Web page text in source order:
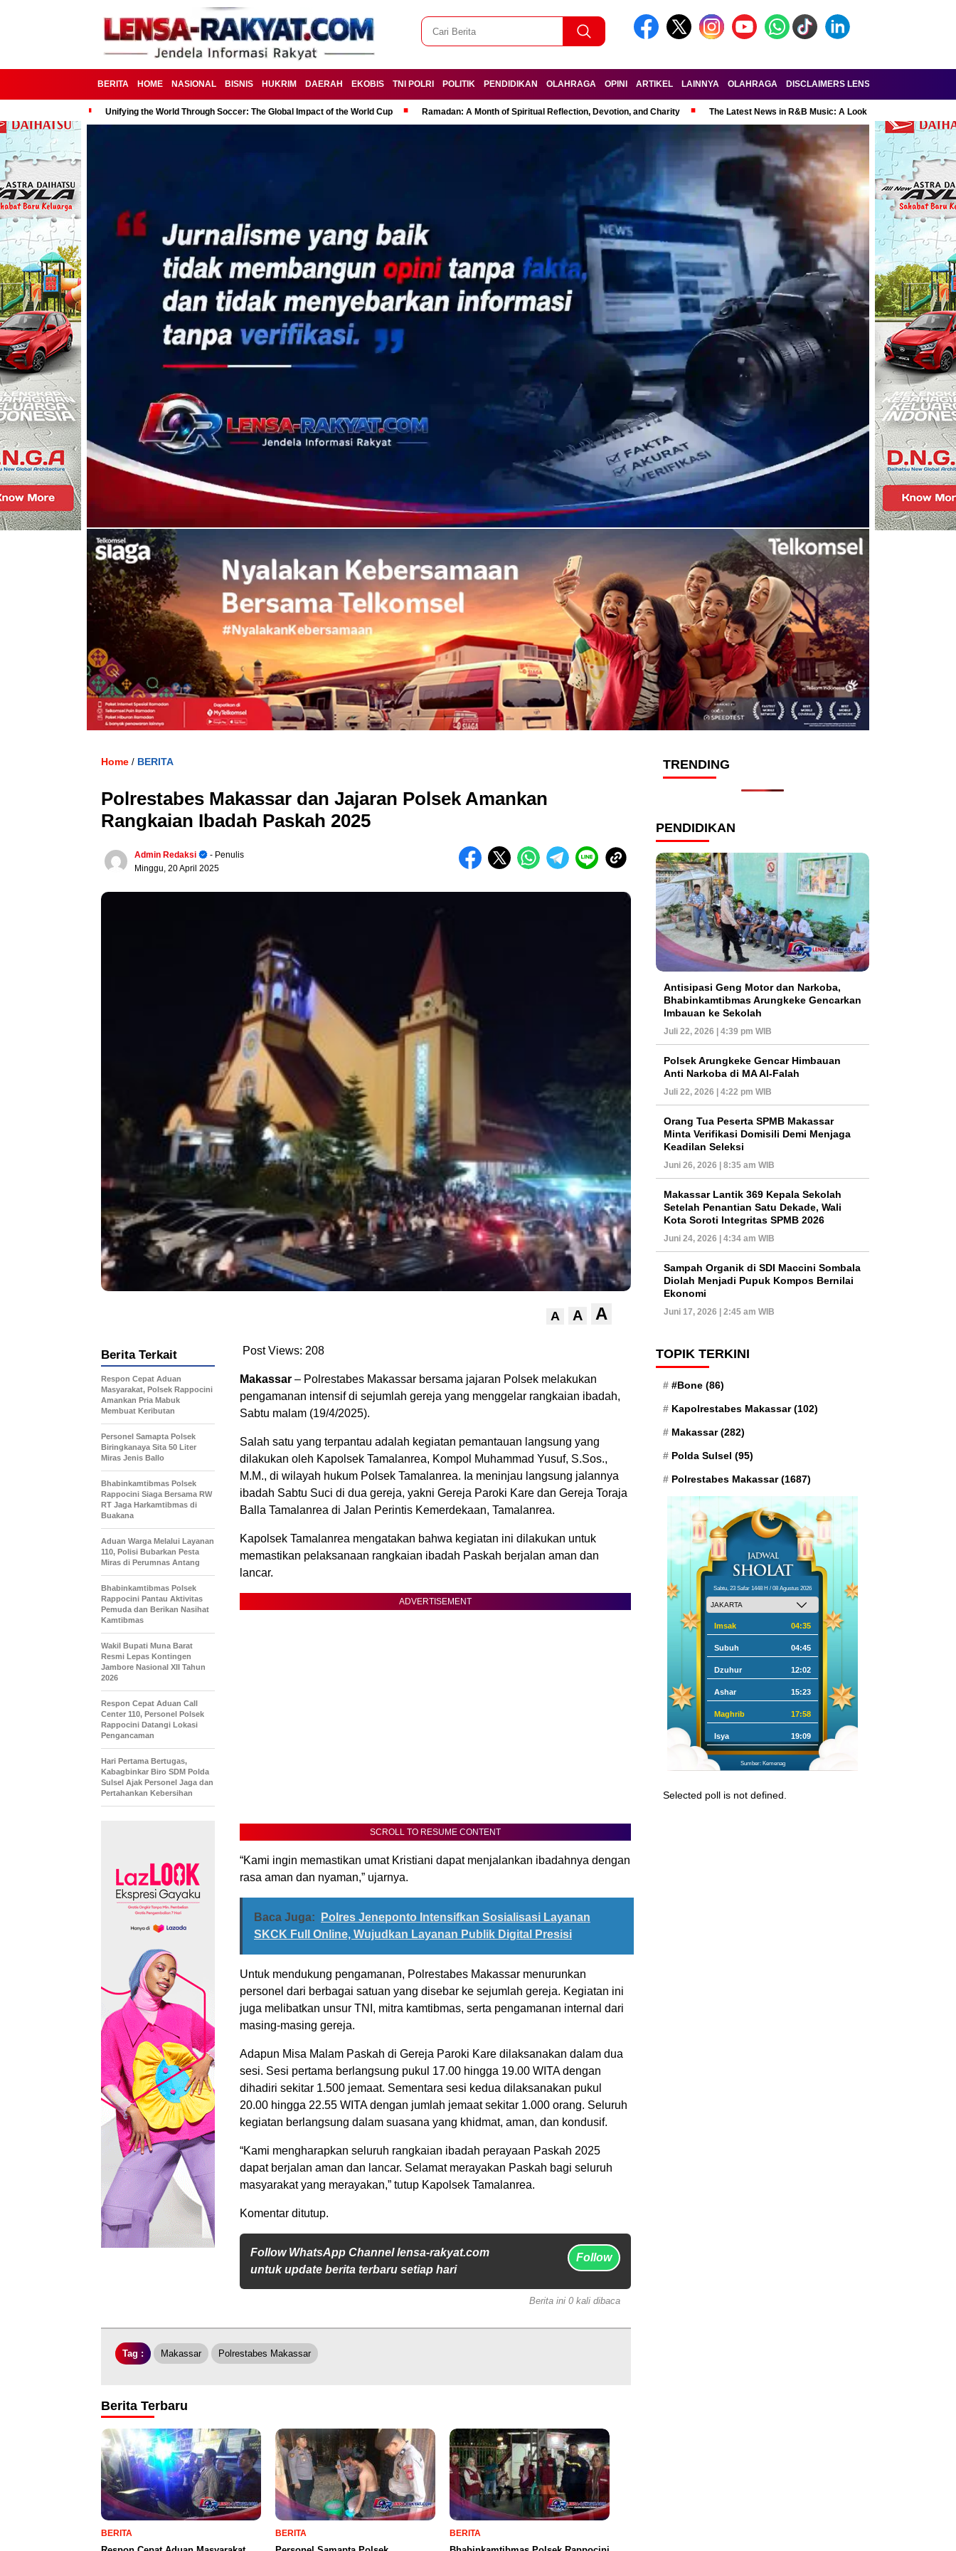
BERITA HOME NASIONAL BISNIS HUKRIM DAERAH EKOBIS TNI POLRI POLITIK PENDIDIKAN OLAHRAGA OPINI ARTIKEL LAINNYA OLAHRAGA DISCLAIMERS LENSA-RAKYAT.COM
Unifying the World Through Soccer: The Global Impact of the World Cup Ramadan: A Month of Spiritual Reflection, Devotion, and Charity The Latest News in R&B Music: A Look at Super Bowl
Home / BERITA
Polrestabes Makassar dan Jajaran Polsek Amankan
Rangkaian Ibadah Paskah 2025
Admin Redaksi
- Penulis
Minggu, 20 April 2025
A A A
Post Views: 208
Makassar – Polrestabes Makassar bersama jajaran Polsek melakukan
pengamanan intensif di sejumlah gereja yang menggelar rangkaian ibadah,
Sabtu malam (19/4/2025).
Salah satu yang terpantau adalah kegiatan pemantauan langsung yang
dilakukan oleh Kapolsek Tamalanrea, Kompol Muhammad Yusuf, S.Sos.,
M.M., di wilayah hukum Polsek Tamalanrea. Ia meninjau langsung jalannya
ibadah Sabtu Suci di dua gereja, yakni Gereja Paroki Kare dan Gereja Toraja
Balla Tamalanrea di Jalan Perintis Kemerdekaan, Tamalanrea.
Kapolsek Tamalanrea mengatakan bahwa kegiatan ini dilakukan untuk
memastikan pelaksanaan rangkaian ibadah Paskah berjalan aman dan
lancar.
ADVERTISEMENT
SCROLL TO RESUME CONTENT
“Kami ingin memastikan umat Kristiani dapat menjalankan ibadahnya dengan
rasa aman dan nyaman,” ujarnya.
Baca Juga:
Polres Jeneponto Intensifkan Sosialisasi Layanan
SKCK Full Online, Wujudkan Layanan Publik Digital Presisi
Untuk mendukung pengamanan, Polrestabes Makassar menurunkan
personel dari berbagai satuan yang disebar ke sejumlah gereja. Kegiatan ini
juga melibatkan unsur TNI, mitra kamtibmas, serta pengamanan internal dari
masing-masing gereja.
Adapun Misa Malam Paskah di Gereja Paroki Kare dilaksanakan dalam dua
sesi. Sesi pertama berlangsung pukul 17.00 hingga 19.00 WITA dengan
dihadiri sekitar 1.500 jemaat. Sementara sesi kedua dilaksanakan pukul
20.00 hingga 22.55 WITA dengan jumlah jemaat sekitar 1.000 orang. Seluruh
kegiatan berlangsung dalam suasana yang khidmat, aman, dan kondusif.
“Kami mengharapkan seluruh rangkaian ibadah perayaan Paskah 2025
dapat berjalan aman dan lancar. Selamat merayakan Paskah bagi seluruh
masyarakat yang merayakan,” tutup Kapolsek Tamalanrea.
Komentar ditutup.
Follow WhatsApp Channel lensa-rakyat.com
untuk update berita terbaru setiap hari
Follow
Berita Terkait
Respon Cepat Aduan
Masyarakat, Polsek Rappocini
Amankan Pria Mabuk
Membuat Keributan
Personel Samapta Polsek
Biringkanaya Sita 50 Liter
Miras Jenis Ballo
Bhabinkamtibmas Polsek
Rappocini Siaga Bersama RW
RT Jaga Harkamtibmas di
Buakana
Aduan Warga Melalui Layanan
110, Polisi Bubarkan Pesta
Miras di Perumnas Antang
Bhabinkamtibmas Polsek
Rappocini Pantau Aktivitas
Pemuda dan Berikan Nasihat
Kamtibmas
Wakil Bupati Muna Barat
Resmi Lepas Kontingen
Jambore Nasional XII Tahun
2026
Respon Cepat Aduan Call
Center 110, Personel Polsek
Rappocini Datangi Lokasi
Pengancaman
Hari Pertama Bertugas,
Kabagbinkar Biro SDM Polda
Sulsel Ajak Personel Jaga dan
Pertahankan Kebersihan
Berita ini 0 kali dibaca
Tag : Makassar Polrestabes Makassar
Berita Terbaru
BERITA BERITA BERITA
TRENDING
PENDIDIKAN
Antisipasi Geng Motor dan Narkoba,
Bhabinkamtibmas Arungkeke Gencarkan
Imbauan ke Sekolah
Juli 22, 2026 | 4:39 pm WIB
Polsek Arungkeke Gencar Himbauan
Anti Narkoba di MA Al-Falah
Juli 22, 2026 | 4:22 pm WIB
Orang Tua Peserta SPMB Makassar
Minta Verifikasi Domisili Demi Menjaga
Keadilan Seleksi
Juni 26, 2026 | 8:35 am WIB
Makassar Lantik 369 Kepala Sekolah
Setelah Penantian Satu Dekade, Wali
Kota Soroti Integritas SPMB 2026
Juni 24, 2026 | 4:34 am WIB
Sampah Organik di SDI Maccini Sombala
Diolah Menjadi Pupuk Kompos Bernilai
Ekonomi
Juni 17, 2026 | 2:45 am WIB
TOPIK TERKINI
#Bone (86)
Kapolrestabes Makassar(102)
Makassar(282)
Polda Sulsel (95)
Polrestabes Makassar(1687)
Sabtu, 23 Safar 1448 H / 08 Agustus 2026
Imsak 04:35
Subuh 04:45
Dzuhur 12:02
Ashar 15:23
Maghrib 17:58
Isya 19:09
Sumber: Kemenag
Selected poll is not defined.